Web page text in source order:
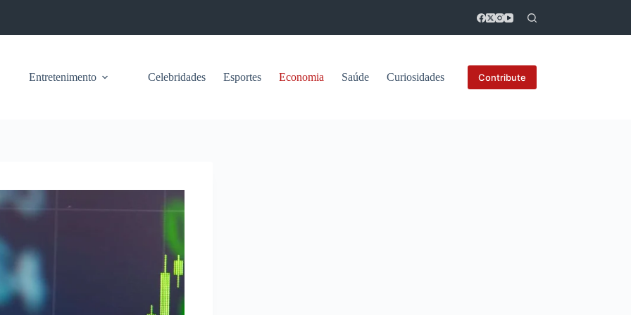
Entretenimento Celebridades Esportes Economia Saúde Curiosidades Contribute